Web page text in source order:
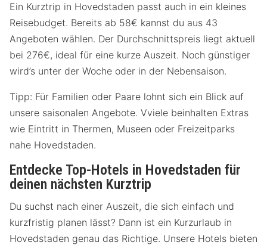
Ein Kurztrip in Hovedstaden passt auch in ein kleines
Reisebudget. Bereits ab 58€ kannst du aus 43
Angeboten wählen. Der Durchschnittspreis liegt aktuell
bei 276€, ideal für eine kurze Auszeit. Noch günstiger
wird’s unter der Woche oder in der Nebensaison.
Tipp: Für Familien oder Paare lohnt sich ein Blick auf
unsere saisonalen Angebote. Vviele beinhalten Extras
wie Eintritt in Thermen, Museen oder Freizeitparks
nahe Hovedstaden.
Entdecke Top-Hotels in Hovedstaden für
deinen nächsten Kurztrip
Du suchst nach einer Auszeit, die sich einfach und
kurzfristig planen lässt? Dann ist ein Kurzurlaub in
Hovedstaden genau das Richtige. Unsere Hotels bieten